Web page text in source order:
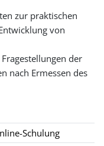
zur praktischen
von
der
nach Ermessen des
Schulung